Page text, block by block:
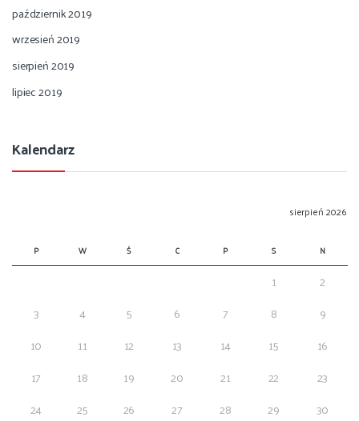
październik 2019
wrzesień 2019
sierpień 2019
lipiec 2019
Kalendarz
sierpień 2026
P W Ś C P S N
1
2
3
4 5 6 7 8
9
10
11 12 13 14 15
16
17
18 19 20 21 22
23
24
25 26 27 28 29
30